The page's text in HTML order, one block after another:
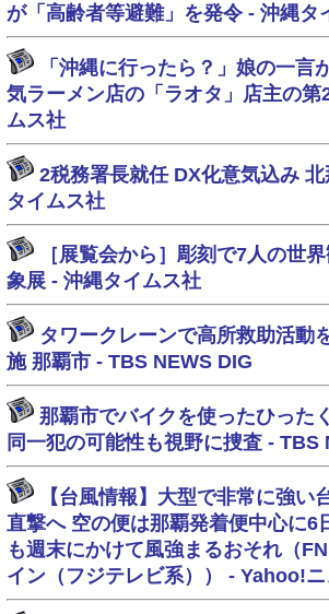
が「高齢者等避難」を発令 - 沖縄タ
「沖縄に行ったら？」娘の一言
気ラーメン店の「ラオタ」店主の第
ムス社
2税務署長就任 DX化意気込み
タイムス社
［展覧会から］彫刻で7人の世
象展 - 沖縄タイムス社
タワークレーンで高所救助活動
施 那覇市 - TBS NEWS DIG
那覇市でバイクを使ったひった
同一犯の可能性も視野に捜査 - TBS
【台風情報】大型で非常に強い
直撃へ 空の便は那覇発着便中心に6
も週末にかけて風強まるおそれ（
イン（フジテレビ系）） - Yahoo!